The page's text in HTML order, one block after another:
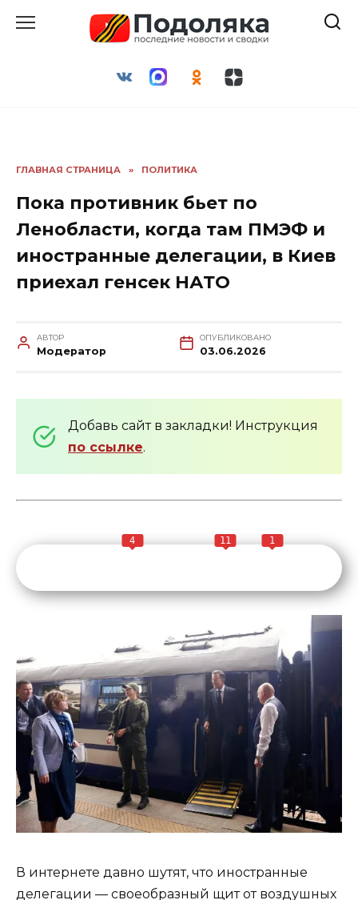
ГЛАВНАЯ СТРАНИЦА » ПОЛИТИКА
Пока противник бьет по
Ленобласти, когда там ПМЭФ и
иностранные делегации, в Киев
приехал генсек НАТО
АВТОР
Модератор
ОПУБЛИКОВАНО
03.06.2026
Добавь сайт в закладки! Инструкция
по ссылке.
4 11 1
В интернете давно шутят, что иностранные
делегации — своеобразный щит от воздушных